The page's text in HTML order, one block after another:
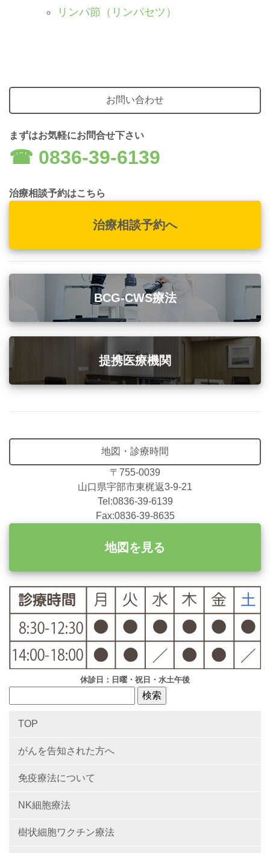
リンパ節（リンパセツ）
お問い合わせ
まずはお気軽にお問合せ下さい
☎︎ 0836-39-6139
治療相談予約はこちら
治療相談予約へ
BCG-CWS療法
提携医療機関
地図・診療時間
〒755-0039
山口県宇部市東梶返3-9-21
Tel:0836-39-6139
Fax:0836-39-8635
地図を見る
休診日：日曜・祝日・水土午後
TOP
がんを告知された方へ
免疫療法について
NK細胞療法
樹状細胞ワクチン療法